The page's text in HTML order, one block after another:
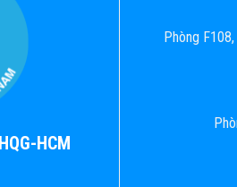
HCM
Phòng